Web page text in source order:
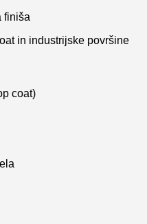
finiša
in industrijske površine
coat)